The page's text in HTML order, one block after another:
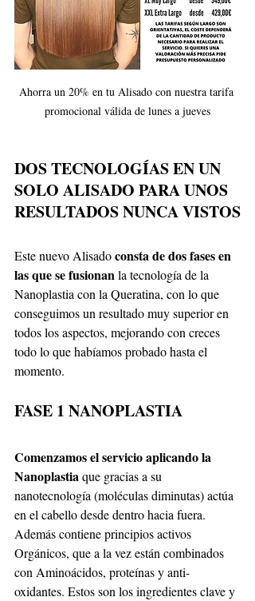
Ahorra un 20% en tu Alisado con nuestra tarifa
promocional válida de lunes a jueves
DOS TECNOLOGÍAS EN UN
SOLO ALISADO PARA UNOS
RESULTADOS NUNCA VISTOS
Este nuevo Alisado consta de dos fases en
las que se fusionan la tecnología de la
Nanoplastia con la Queratina, con lo que
conseguimos un resultado muy superior en
todos los aspectos, mejorando con creces
todo lo que habíamos probado hasta el
momento.
FASE 1 NANOPLASTIA
Comenzamos el servicio aplicando la
Nanoplastia que gracias a su
nanotecnología (moléculas diminutas) actúa
en el cabello desde dentro hacia fuera.
Además contiene principios activos
Orgánicos, que a la vez están combinados
con Aminoácidos, proteínas y anti-
oxidantes. Estos son los ingredientes clave y